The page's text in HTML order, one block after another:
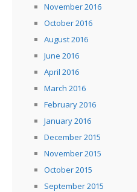
November 2016
October 2016
August 2016
June 2016
April 2016
March 2016
February 2016
January 2016
December 2015
November 2015
October 2015
September 2015